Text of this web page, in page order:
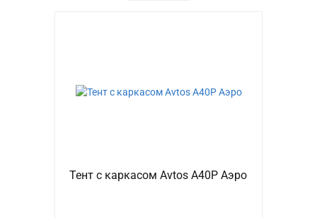
Тент с каркасом Avtos A40P Аэро